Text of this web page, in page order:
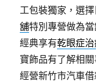
工包裝獨家，選
舖特別專營做為
經典享有乾眼症
寶飾品有了解相
經營新竹市汽車